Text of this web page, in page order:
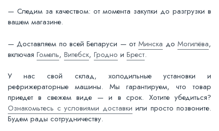
— Следим за качеством: от момента закупки до разгрузки в
вашем магазине.
— Доставляем по всей Беларуси — отМинска доМогилёва,
включая Гомель, Витебск, Гродно и Брест.
У нас свой склад, холодильные установки и
рефрижераторные машины. Мы гарантируем, что товар
приедет в свежем виде — и в срок. Хотите убедиться?
Ознакомьтесь с условиями доставки или просто позвоните.
Будем рады сотрудничеству.